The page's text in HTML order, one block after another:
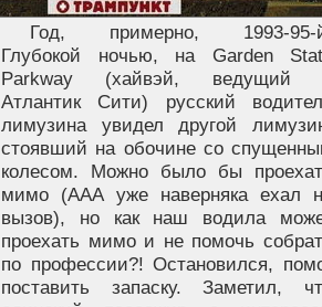
Год, примерно, 1993-95-
Глубокой ночью, на Garden
Parkway (хайвэй, ведущий
Атлантик Сити) русский
лимузина увидел другой
стоявший на обочине со
колесом. Можно было бы
мимо (ААА уже наверняка ехал
вызов), но как наш водила
проехать мимо и не помочь
по профессии?! Остановился,
поставить запаску. Заметил,